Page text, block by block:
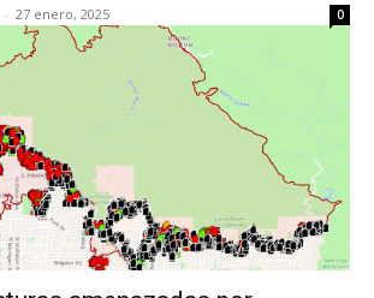
- 27 enero, 2025 0